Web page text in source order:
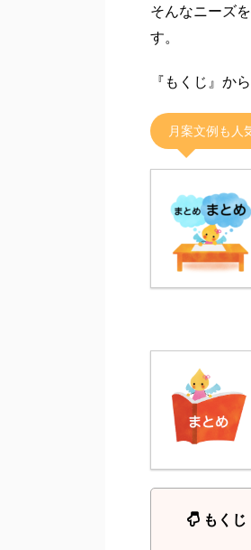
そんなニーズを
す。
『もくじ』か
月案文例も人
もくじ